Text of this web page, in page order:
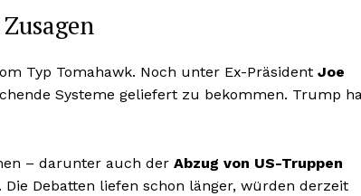
Typ Tomahawk. Noch unter Ex-Präsident Joe
Systeme geliefert zu bekommen. Trump
– darunter auch der Abzug von US-Truppen
Debatten liefen schon länger, würden derzeit